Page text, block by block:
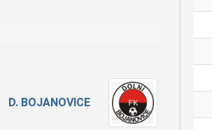
D. BOJANOVICE